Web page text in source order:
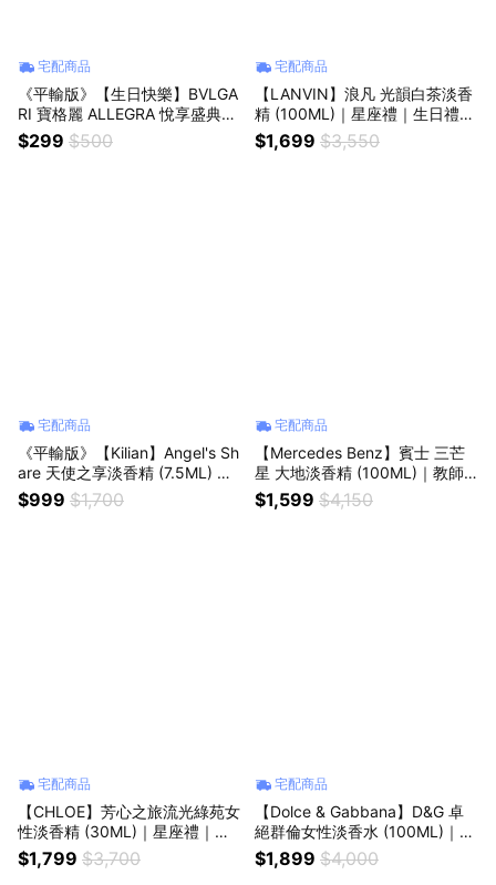
宅配商品
《平輸版》【生日快樂】BVLGA
RI 寶格麗 ALLEGRA 悅享盛典系
列-璀璨嬌陽淡香精 (1.5MLX2入)
噴式針管『LINE禮物獨家』
$299 $500
宅配商品
【LANVIN】浪凡 光韻白茶淡香
精 (100ML)｜星座禮｜生日禮物
｜情人節禮物｜感謝禮
$1,699 $3,550
宅配商品
《平輸版》【Kilian】Angel's Sh
are 天使之享淡香精 (7.5ML) 噴
式小香｜星座禮｜生日禮物｜情
人節禮物｜感謝禮
$999 $1,700
宅配商品
【Mercedes Benz】賓士 三芒
星 大地淡香精 (100ML)｜教師
節｜中秋節｜星座禮｜生日禮物
｜情人節｜感謝禮
$1,599 $4,150
宅配商品
【CHLOE】芳心之旅流光綠苑女
性淡香精 (30ML)｜星座禮｜生
日禮物｜情人節禮物｜感謝禮
$1,799 $3,700
宅配商品
【Dolce & Gabbana】D&G 卓
絕群倫女性淡香水 (100ML)｜教
師節｜中秋節｜星座禮｜生日禮
物｜情人節｜感謝禮
$1,899 $4,000